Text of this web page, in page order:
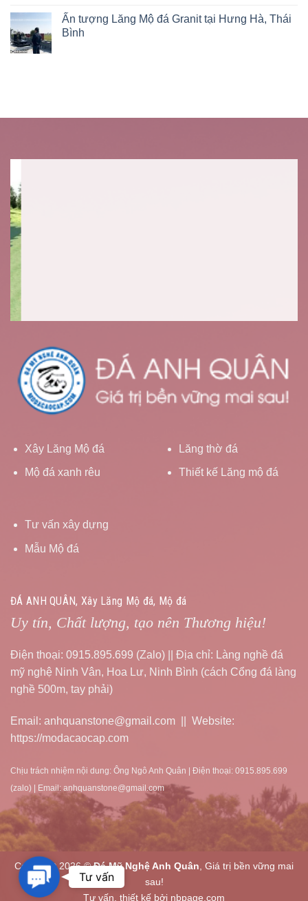
Ấn tượng Lăng Mộ đá Granit tại Hưng Hà, Thái
Bình
Xây Lăng Mộ đá
Mộ đá xanh rêu
Lăng thờ đá
Thiết kế Lăng mộ đá
Tư vấn xây dựng
Mẫu Mộ đá
ĐÁ ANH QUÂN, Xây Lăng Mộ đá, Mộ đá
Uy tín, Chất lượng, tạo nên Thương hiệu!
Điện thoại: 0915.895.699 (Zalo) || Địa chỉ: Làng nghề đá
mỹ nghệ Ninh Vân, Hoa Lư, Ninh Bình (cách Cổng đá làng
nghề 500m, tay phải)
Email: anhquanstone@gmail.com || Website:
https://modacaocap.com
Chịu trách nhiệm nội dung: Ông Ngô Anh Quân | Điện thoại: 0915.895.699
(zalo) | Email: anhquanstone@gmail.com
Copyright 2026 ©Đá Mỹ Nghệ Anh Quân , Giá trị bền vững mai
sau!
Tư vấn, thiết kế bởi nbpage.com
Contact
Us
Tư vấn